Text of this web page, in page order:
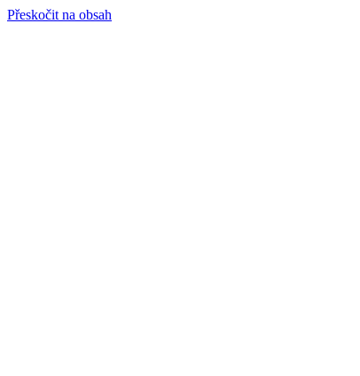
Přeskočit na obsah